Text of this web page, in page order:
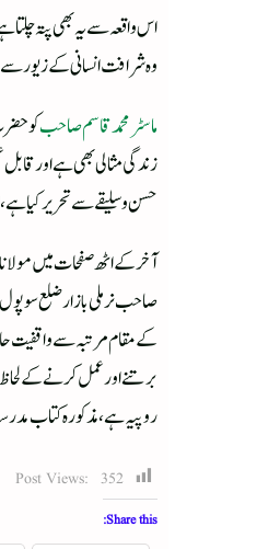
اس واقعہ سے یہ بھی پتہ
وہ شرافت انسانی کے زیور
ماسٹر محمد قاسم صاحبکو
زندگی مثالی بھی ہے اور
حسن وسلیقے سے تحریر کیا
آخر کے اٹھ صفحات میں
صاحب نرملی بازار ضلع
کے مقام مرتبہ سے واقفیت
روپیہ ہے،مذکورہ کتاب مدرسہ اشرفیہ
Post Views: 352
Share this: